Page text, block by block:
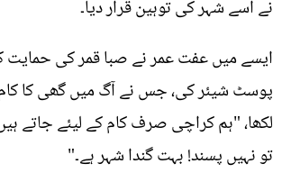
نے اسے شہر کی توہین قرار دیا۔
ایسے میں عفت عمر نے صبا قمر کی حمایت
پوسٹ شیئر کی، جس نے آگ میں گھی کا کام
لکھا، "ہم کراچی صرف کام کے لیئے جاتے
تو نہیں پسند! بہت گندا شہر ہے۔"